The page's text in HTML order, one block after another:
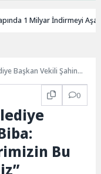
1 Milyar İndirmeyi
Başkan Vekili Şahin
0
Bu